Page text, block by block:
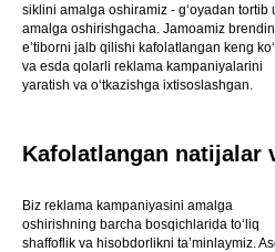
siklini amalga oshiramiz - g‘oyadan tortib
amalga oshirishgacha. Jamoamiz
e’tiborni jalb qilishi kafolatlangan keng
va esda qolarli reklama kampaniyalarini
yaratish va o‘tkazishga ixtisoslashgan.
Kafolatlangan natijalar
Biz reklama kampaniyasini amalga
oshirishning barcha bosqichlarida to‘liq
shaffoflik va hisobdorlikni ta’minlaymiz.